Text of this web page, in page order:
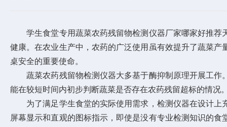
学生食堂专用蔬菜农药残留物检测仪器厂家哪家好推荐
健康。在农业生产中，农药的广泛使用虽有效提升了蔬菜
桌安全的重要使命。
蔬菜农药残留物检测仪器大多基于酶抑制原理开展工作
能在较短时间内初步判断蔬菜是否存在农药残留超标的情
为了满足学生食堂的实际使用需求，检测仪器在设计上
屏幕显示和直观的图标指示，即使是没有专业检测知识的